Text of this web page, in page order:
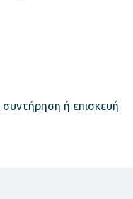
συντήρηση ή επισκευή